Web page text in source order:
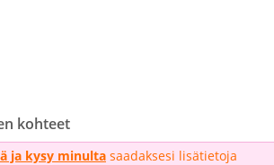
kohteet
ja kysy minulta saadaksesi lisätietoja